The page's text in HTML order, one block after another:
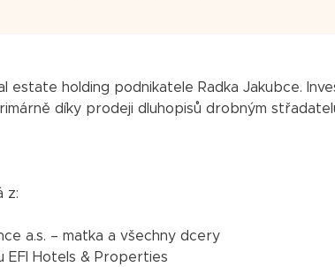
estate holding podnikatele Radka Jakubce.
díky prodeji dluhopisů drobným
z:
a.s. – matka a všechny dcery
EFI Hotels & Properties